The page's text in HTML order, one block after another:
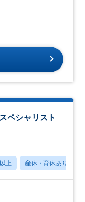
ペシャリスト
上 産休・育休あり